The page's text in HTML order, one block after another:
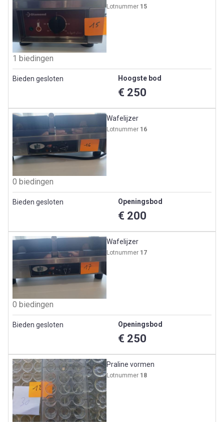
Lotnummer 15
1 biedingen
Bieden gesloten Hoogste bod
€ 250
Wafelijzer
Lotnummer 16
0 biedingen
Bieden gesloten Openingsbod
€ 200
Wafelijzer
Lotnummer 17
0 biedingen
Bieden gesloten Openingsbod
€ 250
Praline vormen
Lotnummer 18